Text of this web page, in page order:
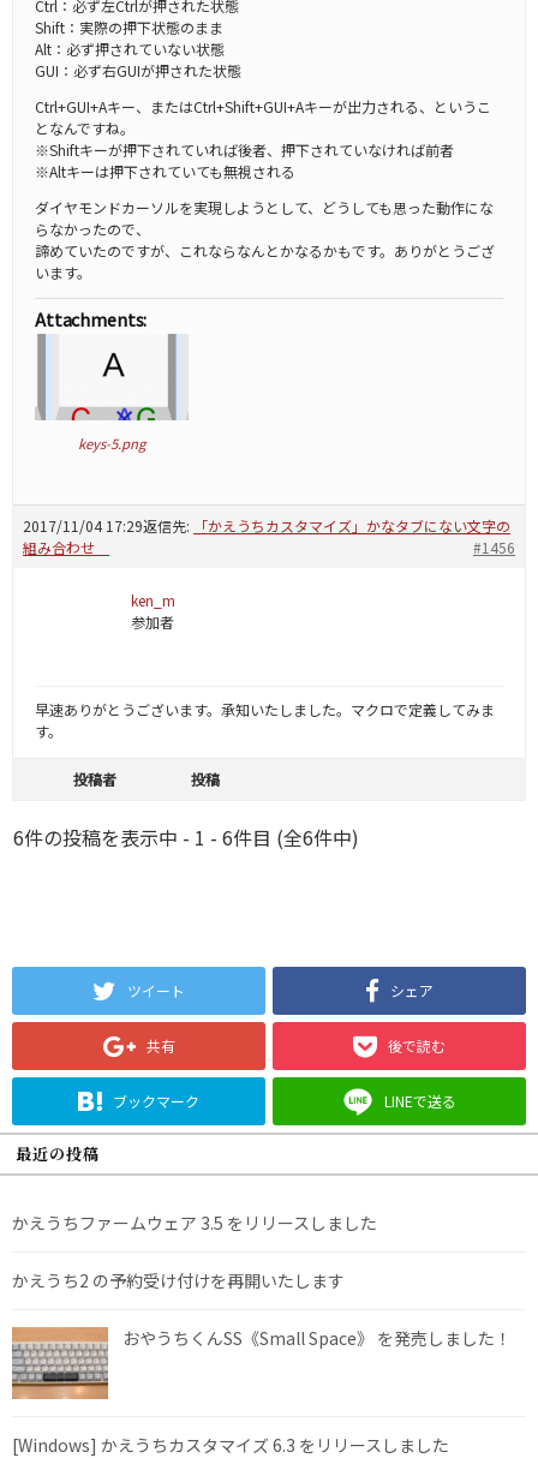
Ctrl：必ず左Ctrlが押された状態
Shift：実際の押下状態のまま
Alt：必ず押されていない状態
GUI：必ず右GUIが押された状態
Ctrl+GUI+Aキー、またはCtrl+Shift+GUI+Aキーが出力される、というこ
となんですね。
※Shiftキーが押下されていれば後者、押下されていなければ前者
※Altキーは押下されていても無視される
ダイヤモンドカーソルを実現しようとして、どうしても思った動作にな
らなかったので、
諦めていたのですが、これならなんとかなるかもです。ありがとうござ
います。
Attachments:
keys-5.png
2017/11/04 17:29返信先:
「かえうちカスタマイズ」かなタブにない文字の
組み合わせ
#1456
ken_m
参加者
早速ありがとうございます。承知いたしました。マクロで定義してみま
す。
投稿者 投稿
6件の投稿を表示中 - 1 - 6件目 (全6件中)
ツイート シェア
共有 後で読む
ブックマーク LINEで送る
最近の投稿
かえうちファームウェア 3.5 をリリースしました
かえうち2 の予約受け付けを再開いたします
おやうちくんSS《Small Space》 を発売しました！
[Windows] かえうちカスタマイズ 6.3 をリリースしました